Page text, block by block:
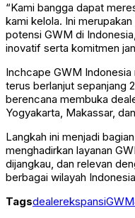
“Kami bangga dapat
kami kelola. Ini
potensi GWM di
inovatif serta komitmen
Inchcape GWM Indonesia
terus berlanjut sepanjang
berencana membuka
Yogyakarta, Makassar,
Langkah ini menjadi
menghadirkan layanan
dijangkau, dan relevan
berbagai wilayah
TagsdealerekspansiGWM